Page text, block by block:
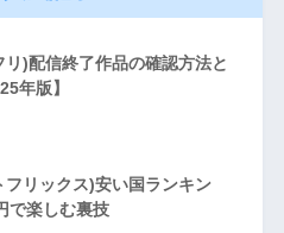
)配信終了作品の確認方法と
年版】
リックス)安い国ランキン
で楽しむ裏技